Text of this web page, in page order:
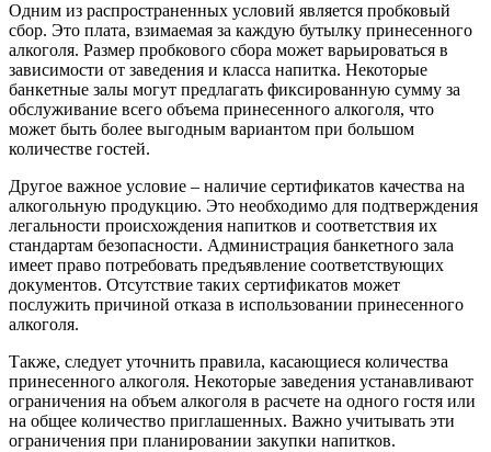
Одним из распространенных условий является пробковый
сбор. Это плата, взимаемая за каждую бутылку принесенного
алкоголя. Размер пробкового сбора может варьироваться в
зависимости от заведения и класса напитка. Некоторые
банкетные залы могут предлагать фиксированную сумму за
обслуживание всего объема принесенного алкоголя, что
может быть более выгодным вариантом при большом
количестве гостей.
Другое важное условие – наличие сертификатов качества на
алкогольную продукцию. Это необходимо для подтверждения
легальности происхождения напитков и соответствия их
стандартам безопасности. Администрация банкетного зала
имеет право потребовать предъявление соответствующих
документов. Отсутствие таких сертификатов может
послужить причиной отказа в использовании принесенного
алкоголя.
Также, следует уточнить правила, касающиеся количества
принесенного алкоголя. Некоторые заведения устанавливают
ограничения на объем алкоголя в расчете на одного гостя или
на общее количество приглашенных. Важно учитывать эти
ограничения при планировании закупки напитков.